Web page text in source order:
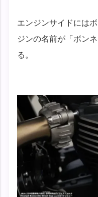
エンジンサイドには
ジンの名前が「ボン
る。